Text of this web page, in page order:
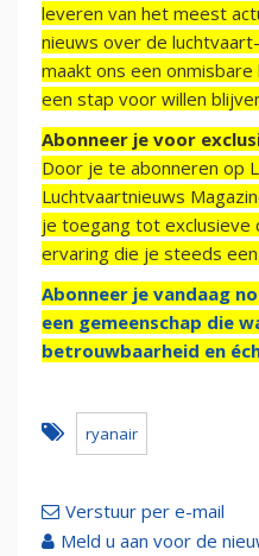
leveren van het meest
nieuws over de
maakt ons een
een stap voor willen
Abonneer je voor
Door je te abonneren op
Luchtvaartnieuws
je toegang tot exclusieve
ervaring die je steeds
Abonneer je vandaag
een gemeenschap die
betrouwbaarheid en
ryanair
Verstuur per e-mail
Meld u aan voor de